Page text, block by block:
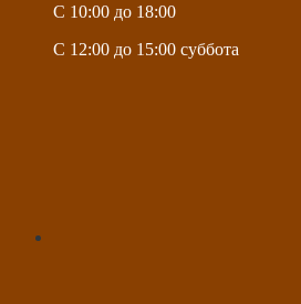
C 10:00 до 18:00
C 12:00 до 15:00 суббота